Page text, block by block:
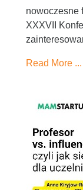
nowoczesne
XXXVII
Read More ...